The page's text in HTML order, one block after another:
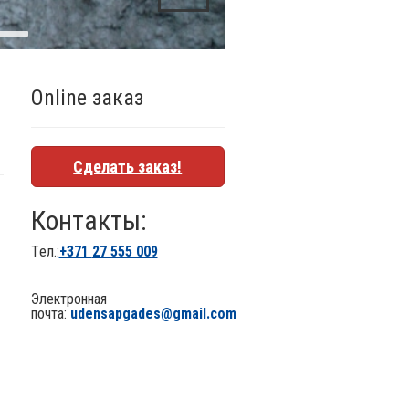
насосов
Online заказ
Сделать заказ!
Контакты:
Tел.:+371 27 555 009
Электронная
почта: udensapgades@gmail.com